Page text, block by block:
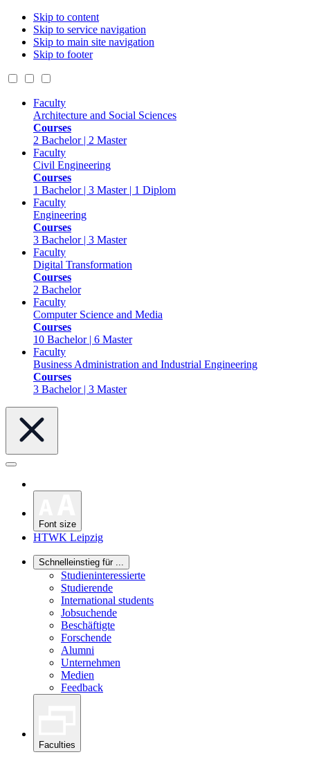
Skip to content
Skip to service navigation
Skip to main site navigation
Skip to footer
Faculty
Architecture and Social Sciences
Courses
2 Bachelor | 2 Master
Faculty
Civil Engineering
Courses
1 Bachelor | 3 Master | 1 Diplom
Faculty
Engineering
Courses
3 Bachelor | 3 Master
Faculty
Digital Transformation
Courses
2 Bachelor
Faculty
Computer Science and Media
Courses
10 Bachelor | 6 Master
Faculty
Business Administration and Industrial Engineering
Courses
3 Bachelor | 3 Master
Font size
HTWK Leipzig
Schnelleinstieg für ...
Studieninteressierte
Studierende
International students
Jobsuchende
Beschäftigte
Forschende
Alumni
Unternehmen
Medien
Feedback
Faculties